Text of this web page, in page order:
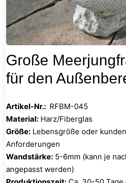
Große
für den
Artikel-Nr.: RFBM-045
Material: Harz/Fiberglas
Größe: Lebensgröße oder
Anforderungen
Wandstärke: 5-6mm (kann je
angepasst werden)